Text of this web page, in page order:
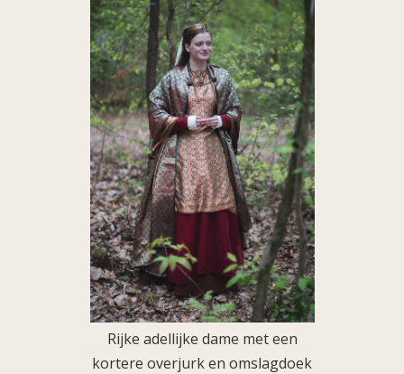
Rijke adellijke dame met een
kortere overjurk en omslagdoek